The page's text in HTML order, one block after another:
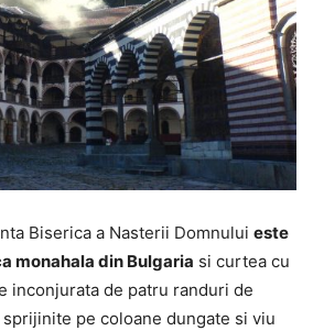
Biserica a Nasterii Domnului este
monahala din Bulgaria si curtea cu
inconjurata de patru randuri de
pe coloane dungate si viu